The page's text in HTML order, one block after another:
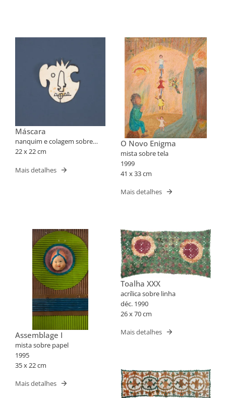
Máscara
nanquim e colagem sobre
papel
22 x 22 cm
Mais detalhes
O Novo Enigma
mista sobre tela
1999
41 x 33 cm
Mais detalhes
Assemblage I
mista sobre papel
1995
35 x 22 cm
Mais detalhes
Toalha XXX
acrílica sobre linha
déc. 1990
26 x 70 cm
Mais detalhes